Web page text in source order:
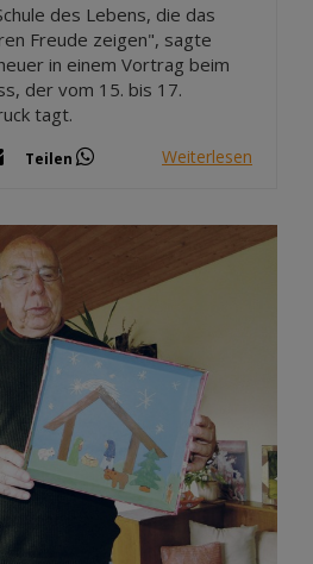
des Lebens, die das
Freude zeigen", sagte
in einem Vortrag beim
der vom 15. bis 17.
tagt.
Teilen Weiterlesen